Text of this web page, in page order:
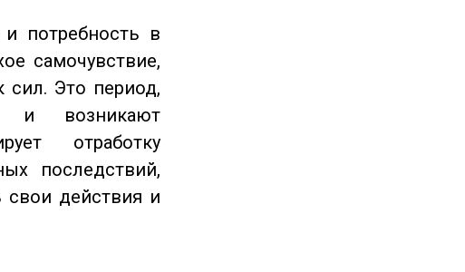
потребность в
самочувствие,
сил. Это период,
и возникают
отработку
последствий,
свои действия и